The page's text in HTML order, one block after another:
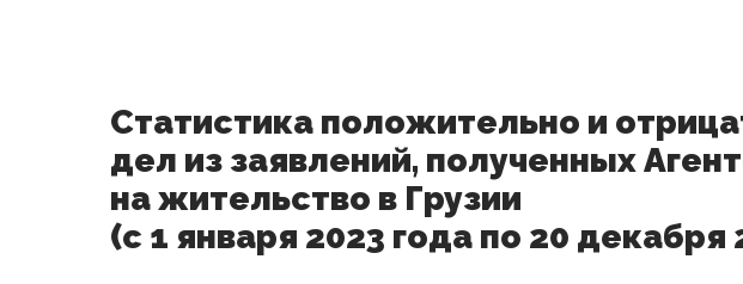
Статистика положительно и
дел из заявлений, полученных
на жительство в Грузии
(с 1 января 2023 года по 20 декабря